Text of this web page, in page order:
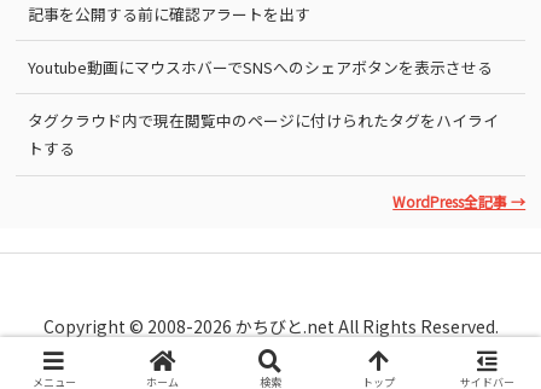
記事を公開する前に確認アラートを出す
Youtube動画にマウスホバーでSNSへのシェアボタンを表示させる
タグクラウド内で現在閲覧中のページに付けられたタグをハイライ
トする
WordPress全記事 →
Copyright © 2008-2026 かちびと.net All Rights Reserved.
メニュー ホーム 検索 トップ サイドバー